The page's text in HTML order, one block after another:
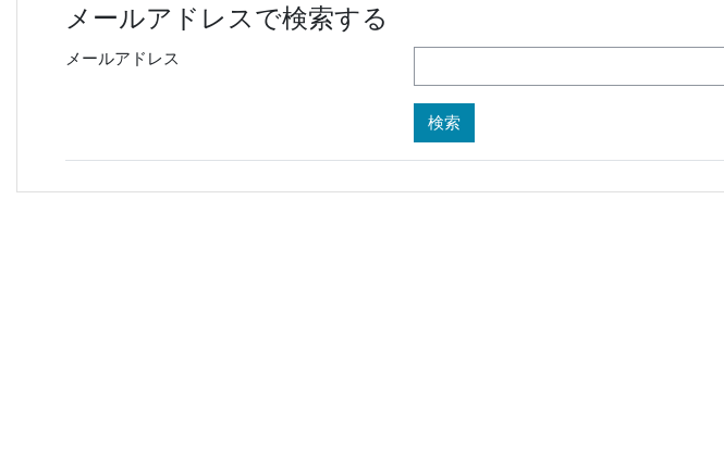
メールアドレスで検索する
メールアドレス